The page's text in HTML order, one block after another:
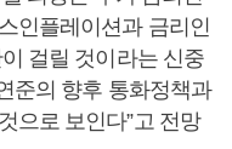
인플레이션과 금리인
걸릴 것이라는 신중
준의 향후 통화정책과
으로 보인다”고 전망